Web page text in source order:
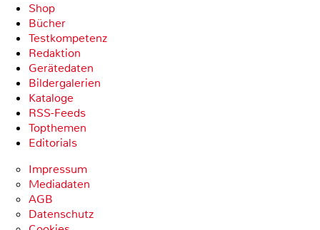
Shop
Bücher
Testkompetenz
Redaktion
Gerätedaten
Bildergalerien
Kataloge
RSS-Feeds
Topthemen
Editorials
Impressum
Mediadaten
AGB
Datenschutz